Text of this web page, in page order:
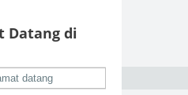
Datang di